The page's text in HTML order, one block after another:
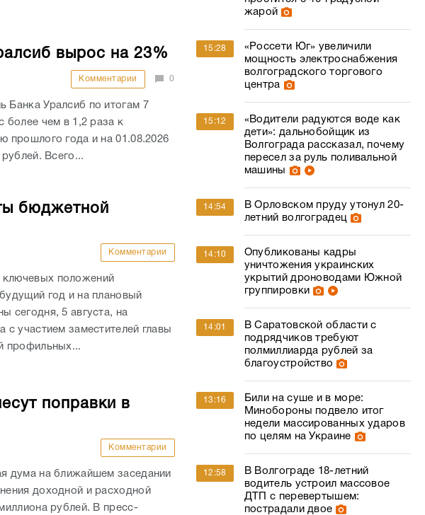
вырос на 23%
Комментарии 0
Банка Уралсиб по итогам 7
более чем в 1,2 раза к
прошлого года и на 01.08.2026
Всего...
бюджетной
Комментарии
положений
год и на плановый
сегодня, 5 августа, на
с участием заместителей главы
профильных...
поправки в
Комментарии
дума на ближайшем заседании
доходной и расходной
рублей. В пресс-
жарой
15:28
«Россети Юг» увеличили
мощность электроснабжения
волгоградского торгового
центра
15:12
«Водители радуются воде как
дети»: дальнобойщик из
Волгограда рассказал, почему
пересел за руль поливальной
машины
14:54
В Орловском пруду утонул 20-
летний волгоградец
14:10
Опубликованы кадры
уничтожения украинских
укрытий дроноводами Южной
группировки
14:01
В Саратовской области с
подрядчиков требуют
полмиллиарда рублей за
благоустройство
13:16
Били на суше и в море:
Минобороны подвело итог
недели массированных ударов
по целям на Украине
12:58
В Волгограде 18-летний
водитель устроил массовое
ДТП с перевертышем:
пострадали двое